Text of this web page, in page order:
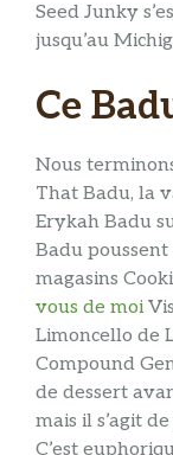
Seed Junky
jusqu’au
Ce
Nous
That Badu, la
Erykah Badu
Badu
magasins
vous de moi
Limoncello de
Compound
de dessert
mais il s’agit
C’est